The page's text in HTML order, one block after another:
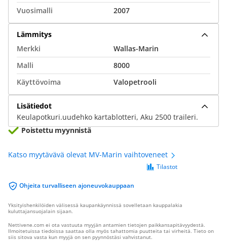
Vuosimalli
2007
Lämmitys
Merkki
Wallas-Marin
Malli
8000
Käyttövoima
Valopetrooli
Lisätiedot
Keulapotkuri.uudehko kartablotteri, Aku 2500 traileri.
Poistettu myynnistä
Katso myytävävä olevat MV-Marin vaihtoveneet
Ohjeita turvalliseen ajoneuvokauppaan
Tilastot
Yksityishenkilöiden välisessä kaupankäynnissä sovelletaan kauppalakia
kuluttajansuojalain sijaan.
Nettivene.com ei ota vastuuta myyjän antamien tietojen paikkansapitävyydestä.
Ilmoitetuissa tiedoissa saattaa olla myös tahattomia puutteita tai virheitä. Tieto on
siis sitova vasta kun myyjä on sen pyynnöstäsi vahvistanut.